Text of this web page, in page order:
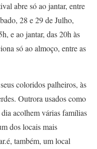
abre só ao jantar, entre
28 e 29 de Julho,
e ao jantar, das 20h às
só ao almoço, entre as
coloridos palheiros, às
Outrora usados como
acolhem várias famílias
dos locais mais
também, um local